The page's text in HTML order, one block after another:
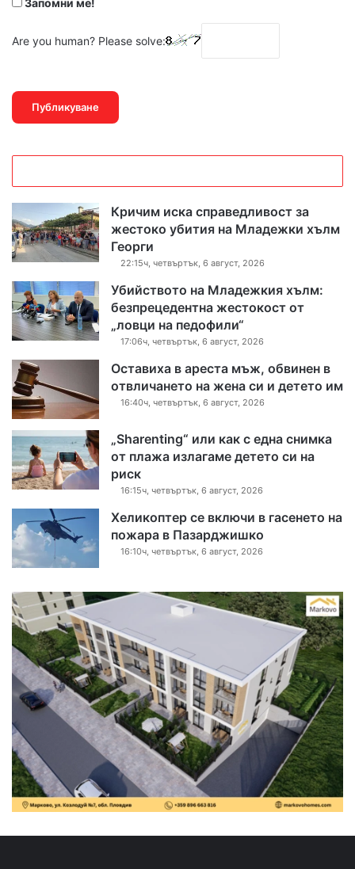
Are you human? Please solve:
Кричим иска справедливост за
жестоко убития на Младежки хълм
Георги
22:15ч, четвъртък, 6 август, 2026
Убийството на Младежкия хълм:
безпрецедентна жестокост от
„ловци на педофили“
17:06ч, четвъртък, 6 август, 2026
Оставиха в ареста мъж, обвинен в
отвличането на жена си и детето им
16:40ч, четвъртък, 6 август, 2026
„Sharenting“ или как с една снимка
от плажа излагаме детето си на
риск
16:15ч, четвъртък, 6 август, 2026
Хеликоптер се включи в гасенето на
пожара в Пазарджишко
16:10ч, четвъртък, 6 август, 2026